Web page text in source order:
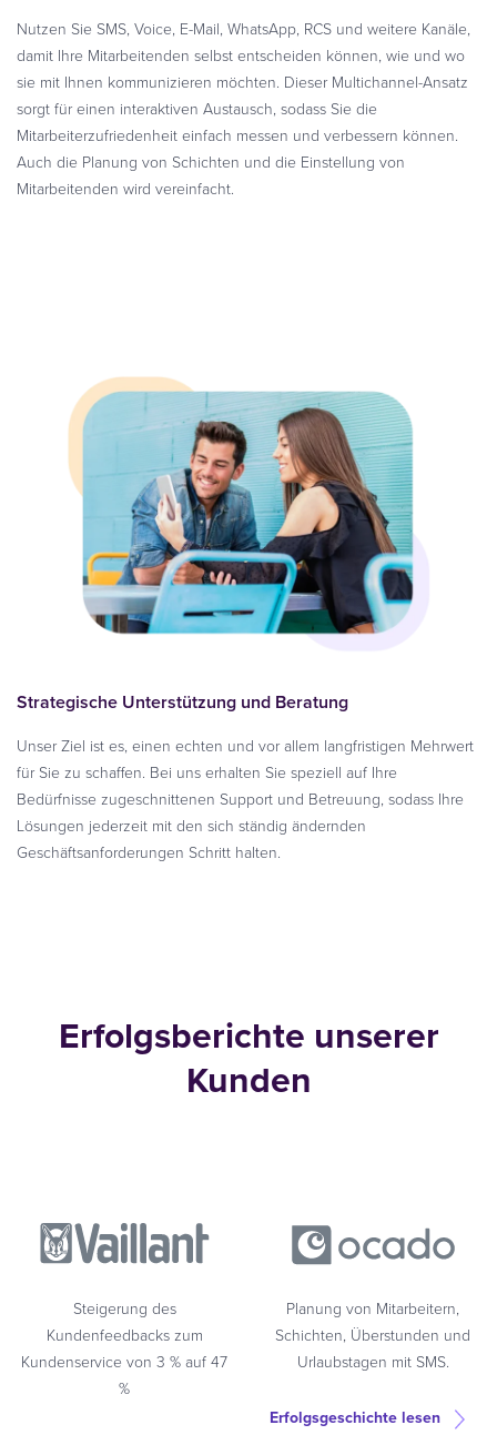
Nutzen Sie SMS, Voice, E-Mail, WhatsApp, RCS und weitere Kanäle,
damit Ihre Mitarbeitenden selbst entscheiden können, wie und wo
sie mit Ihnen kommunizieren möchten. Dieser Multichannel-Ansatz
sorgt für einen interaktiven Austausch, sodass Sie die
Mitarbeiterzufriedenheit einfach messen und verbessern können.
Auch die Planung von Schichten und die Einstellung von
Mitarbeitenden wird vereinfacht.
Strategische Unterstützung und Beratung
Unser Ziel ist es, einen echten und vor allem langfristigen Mehrwert
für Sie zu schaffen. Bei uns erhalten Sie speziell auf Ihre
Bedürfnisse zugeschnittenen Support und Betreuung, sodass Ihre
Lösungen jederzeit mit den sich ständig ändernden
Geschäftsanforderungen Schritt halten.
Erfolgsberichte unserer
Kunden
Steigerung des
Kundenfeedbacks zum
Kundenservice von 3 % auf 47
%
Planung von Mitarbeitern,
Schichten, Überstunden und
Urlaubstagen mit SMS.
Erfolgsgeschichte lesen